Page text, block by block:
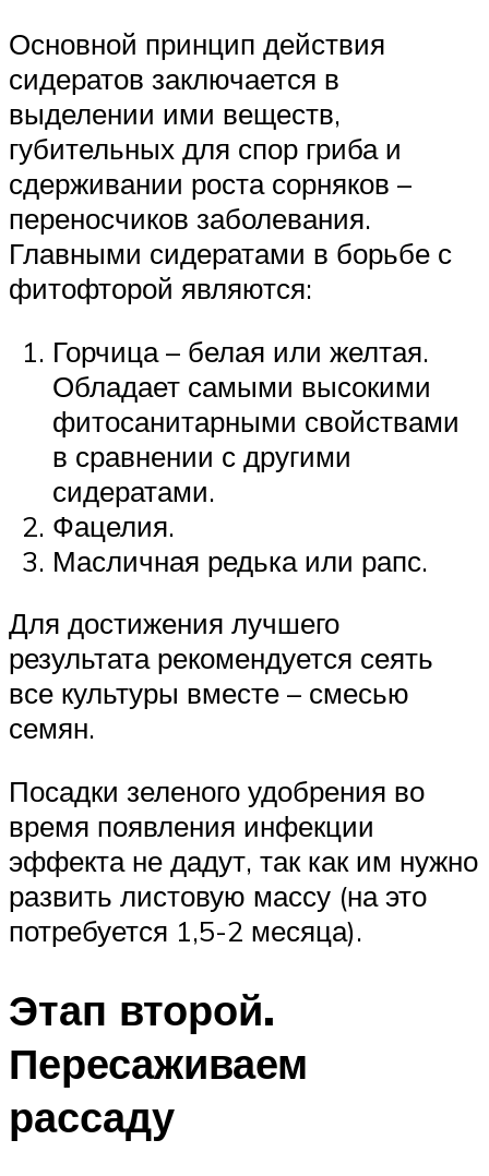
Основной принцип действия
сидератов заключается в
выделении ими веществ,
губительных для спор гриба и
сдерживании роста сорняков –
переносчиков заболевания.
Главными сидератами в борьбе с
фитофторой являются:
Горчица – белая или желтая.
Обладает самыми высокими
фитосанитарными свойствами
в сравнении с другими
сидератами.
Фацелия.
Масличная редька или рапс.
Для достижения лучшего
результата рекомендуется сеять
все культуры вместе – смесью
семян.
Посадки зеленого удобрения во
время появления инфекции
эффекта не дадут, так как им нужно
развить листовую массу (на это
потребуется 1,5-2 месяца).
Этап второй.
Пересаживаем
рассаду